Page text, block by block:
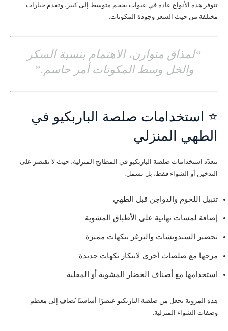
تتوفر هذه الأنواع عادة في عبوات بحجم متوسط إلى كبير، وتقدم خيارات
مختلفة من حيث السعر وجودة المكونات.
“لمذاق متوازن، الاهتمام بنسبة السكر
والخل وسط المكونات أمر حاسم.”
⭐ استخدامات صلصة الباربكيو في
الطهي المنزلي
تتعدّد استخدامات صلصة الباربكيو في المطابخ المنزلية، حيث لا تقتصر على
التدخين أو الشواء فقط، بل تشمل:
تتبيل اللحوم والدواجن قبل الطهي
إضافة لمسات نهائية على الأطباق المشوية
تحضير السندويشات والبرغر بنكهات مميزة
مزجها مع صلصات أخرى لابتكار نكهات جديدة
استخدامها مع أصناف الخضار المشوية أو المقلية
هذه المرونة تجعل من صلصة الباربكيو عنصرًا أساسيًا يُضاف إلى معظم
وصفات الشواء المنزلية.